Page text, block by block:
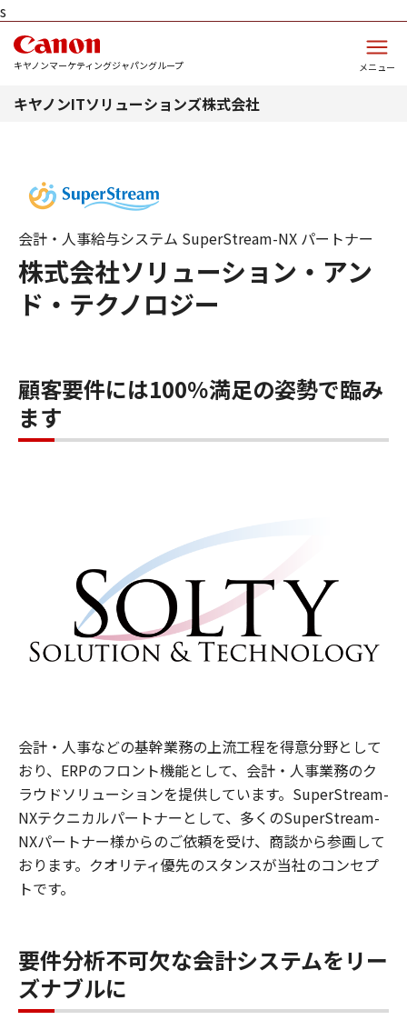
s
キヤノンマーケティングジャパングループ メニュー
キヤノンITソリューションズ株式会社
株式会社ソリューション・アン
ド・テクノロジー
会計・人事給与システム SuperStream-NX パートナー
顧客要件には100％満足の姿勢で臨み
ます
会計・人事などの基幹業務の上流工程を得意分野として
おり、ERPのフロント機能として、会計・人事業務のク
ラウドソリューションを提供しています。SuperStream-
NXテクニカルパートナーとして、多くのSuperStream-
NXパートナー様からのご依頼を受け、商談から参画して
おります。クオリティ優先のスタンスが当社のコンセプ
トです。
要件分析不可欠な会計システムをリー
ズナブルに